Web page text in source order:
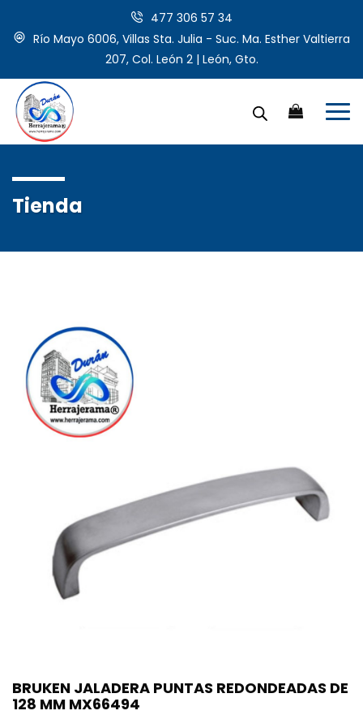
477 306 57 34
Río Mayo 6006, Villas Sta. Julia - Suc. Ma. Esther Valtierra
207, Col. León 2 | León, Gto.
Tienda
BRUKEN JALADERA PUNTAS REDONDEADAS DE
128 MM MX66494